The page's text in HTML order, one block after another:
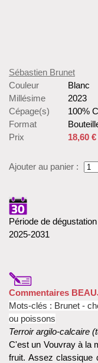
Sébastien Brunet
Couleur
Blanc
Millésime
2023
Cépage(s)
100%
Format
Prix
18,60 €
Ajouter au panier :
Période de dégustation
2025-2031
Commentaires
Mots-clés : Brunet -
ou poissons
Terroir argilo-calcaire
C'est un Vouvray à la
fruit. Assez classique